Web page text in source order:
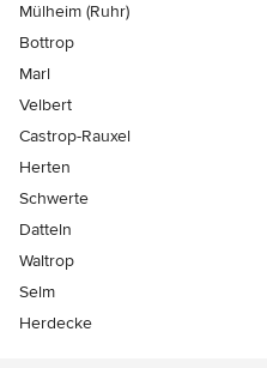
Mülheim (Ruhr)
Bottrop
Marl
Velbert
Castrop-Rauxel
Herten
Schwerte
Datteln
Waltrop
Selm
Herdecke